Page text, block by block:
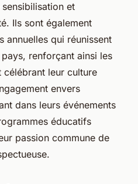
et
Ils sont également
annuelles qui réunissent
renforçant ainsi les
célébrant leur culture
envers
dans leurs événements
éducatifs
passion commune de